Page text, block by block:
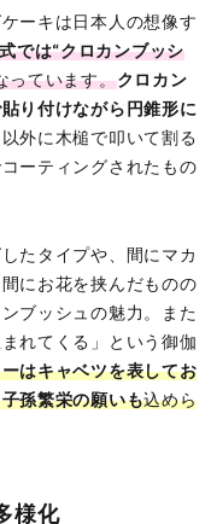
ーキは日本人の想像す
では“クロカンブッシ
っています。クロカン
り付けながら円錐形に
外に木槌で叩いて割る
ーティングされたもの
たタイプや、間にマカ
にお花を挟んだものの
ブッシュの魅力。また
れてくる」という御伽
はキャベツを表してお
孫繁栄の願いも込めら
様化